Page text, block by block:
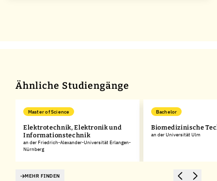
Ähnliche Studiengänge
Master of Science
Elektrotechnik, Elektronik und
Informationstechnik
an der Friedrich-Alexander-Universität Erlangen-
Nürnberg
Bachelor
Biomedizinische
an der Universität Ulm
MEHR FINDEN